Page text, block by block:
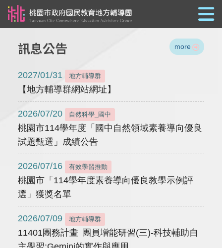
訊息公告 more
2027/01/31 地方輔導群
【地方輔導群網站網址】
2026/07/20 自然科學_國中
桃園市114學年度「國中自然領域素養導向優良
試題甄選」成績公告
2026/07/16 有效學習推動
桃園市「114學年度素養導向優良教學示例評
選」獲獎名單
2026/07/09 地方輔導群
11401團務計畫 團員增能研習(三)-科技輔助自